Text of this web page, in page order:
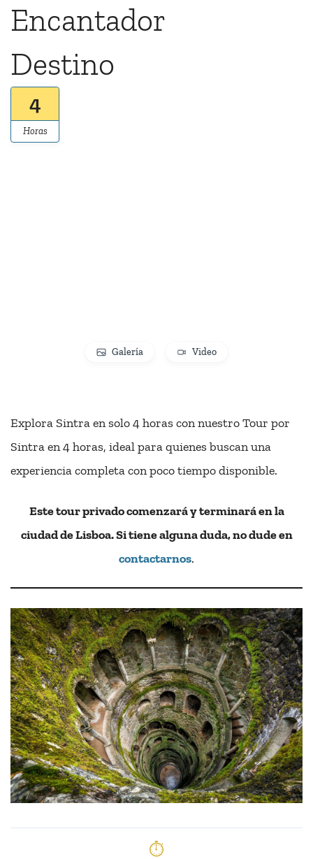
Encantador
Destino
4
Horas
Galería Video
Explora Sintra en solo 4 horas con nuestro Tour por
Sintra en 4 horas, ideal para quienes buscan una
experiencia completa con poco tiempo disponible.
Este tour privado comenzará y terminará en la
ciudad de Lisboa. Si tiene alguna duda, no dude en
contactarnos.
⏱